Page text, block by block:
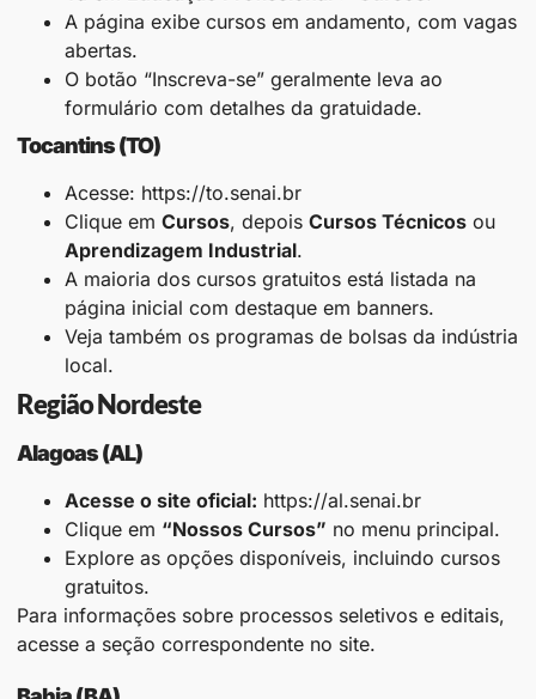
A página exibe cursos em andamento, com vagas
abertas.
O botão “Inscreva-se” geralmente leva ao
formulário com detalhes da gratuidade.
Tocantins (TO)
Acesse: https://to.senai.br
Clique em Cursos, depois Cursos Técnicos ou
Aprendizagem Industrial.
A maioria dos cursos gratuitos está listada na
página inicial com destaque em banners.
Veja também os programas de bolsas da indústria
local.
Região Nordeste
Alagoas (AL)
Acesse o site oficial: https://al.senai.br
Clique em “Nossos Cursos” no menu principal.
Explore as opções disponíveis, incluindo cursos
gratuitos.
Para informações sobre processos seletivos e editais,
acesse a seção correspondente no site.​